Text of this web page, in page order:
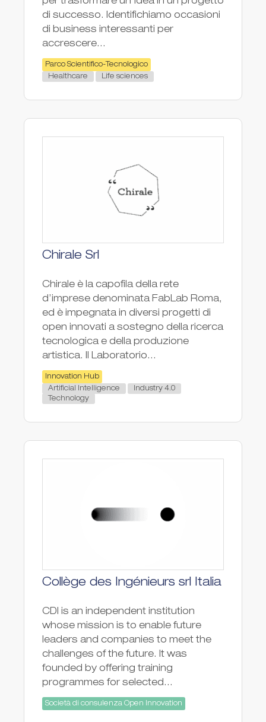
per trasformare un’idea in un progetto
di successo. Identifichiamo occasioni
di business interessanti per
accrescere...
Parco Scientifico-Tecnologico
Healthcare
Life sciences
Chirale Srl
Chirale è la capofila della rete
d’imprese denominata FabLab Roma,
ed è impegnata in diversi progetti di
open innovati a sostegno della ricerca
tecnologica e della produzione
artistica. Il Laboratorio...
Innovation Hub
Artificial Intelligence
Industry 4.0
Technology
Collège des Ingénieurs srl Italia
CDI is an independent institution
whose mission is to enable future
leaders and companies to meet the
challenges of the future. It was
founded by offering training
programmes for selected...
Società di consulenza Open Innovation